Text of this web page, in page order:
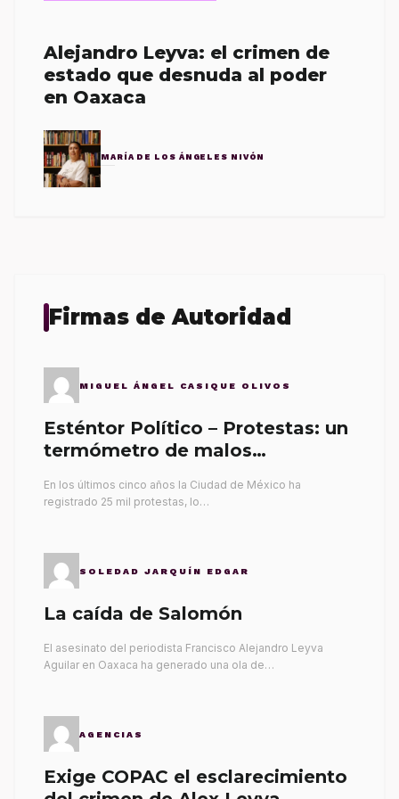
Alejandro Leyva: el crimen de
estado que desnuda al poder
en Oaxaca
MARÍA DE LOS ÁNGELES NIVÓN
Firmas de Autoridad
MIGUEL ÁNGEL CASIQUE OLIVOS
Esténtor Político – Protestas: un
termómetro de malos
En los últimos cinco años la Ciudad de México ha
registrado 25 mil protestas, lo…
SOLEDAD JARQUÍN EDGAR
La caída de Salomón
El asesinato del periodista Francisco Alejandro Leyva
Aguilar en Oaxaca ha generado una ola de…
AGENCIAS
Exige COPAC el esclarecimiento